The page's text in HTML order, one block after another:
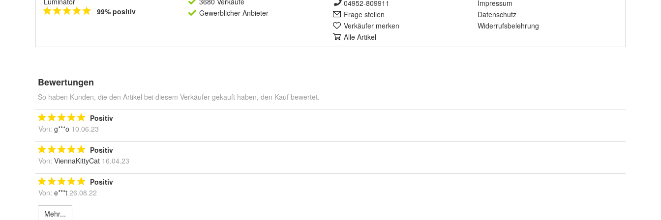
99% positiv
Gewerblicher Anbieter
04952-809911
Frage stellen
Verkäufer merken
Alle Artikel
Impressum
Datenschutz
Widerrufsbelehrung
Bewertungen
So haben Kunden, die den Artikel bei diesem Verkäufer gekauft haben, den Kauf bewertet.
Positiv
Von: g***o 10.06.23
Positiv
Von: ViennaKittyCat 16.04.23
Positiv
Von: e***t 26.08.22
Mehr...